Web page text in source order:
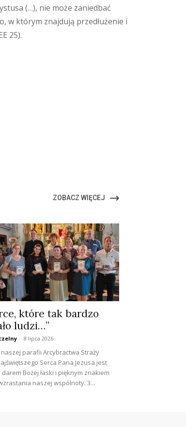
(…), nie może zaniedbać
w którym znajdują przedłużenie i
25).
ZOBACZ WIĘCEJ
które tak bardzo
ludzi…”
- 8 lipca 2026
parafii Arcybractwa Straży
Serca Pana Jezusa jest
Bożej łaski i pięknym znakiem
naszej wspólnoty. 3...